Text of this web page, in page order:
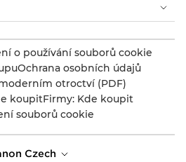
o používání souborů cookie
Ochrana osobních údajů
otroctví (PDF)
koupitFirmy: Kde koupit
souborů cookie
Czech